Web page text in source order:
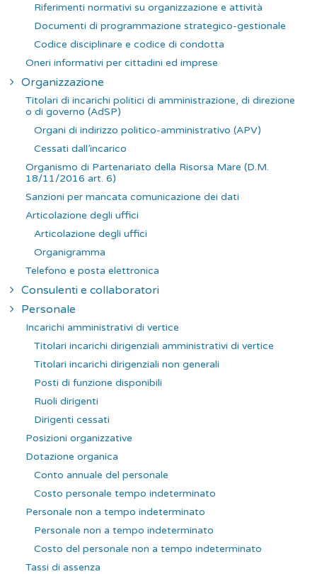
Riferimenti normativi su organizzazione e attività
Documenti di programmazione strategico-gestionale
Codice disciplinare e codice di condotta
Oneri informativi per cittadini ed imprese
Organizzazione
Titolari di incarichi politici di amministrazione, di direzione
o di governo (AdSP)
Organi di indirizzo politico-amministrativo (APV)
Cessati dall’incarico
Organismo di Partenariato della Risorsa Mare (D.M.
18/11/2016 art. 6)
Sanzioni per mancata comunicazione dei dati
Articolazione degli uffici
Articolazione degli uffici
Organigramma
Telefono e posta elettronica
Consulenti e collaboratori
Personale
Incarichi amministrativi di vertice
Titolari incarichi dirigenziali amministrativi di vertice
Titolari incarichi dirigenziali non generali
Posti di funzione disponibili
Ruoli dirigenti
Dirigenti cessati
Posizioni organizzative
Dotazione organica
Conto annuale del personale
Costo personale tempo indeterminato
Personale non a tempo indeterminato
Personale non a tempo indeterminato
Costo del personale non a tempo indeterminato
Tassi di assenza